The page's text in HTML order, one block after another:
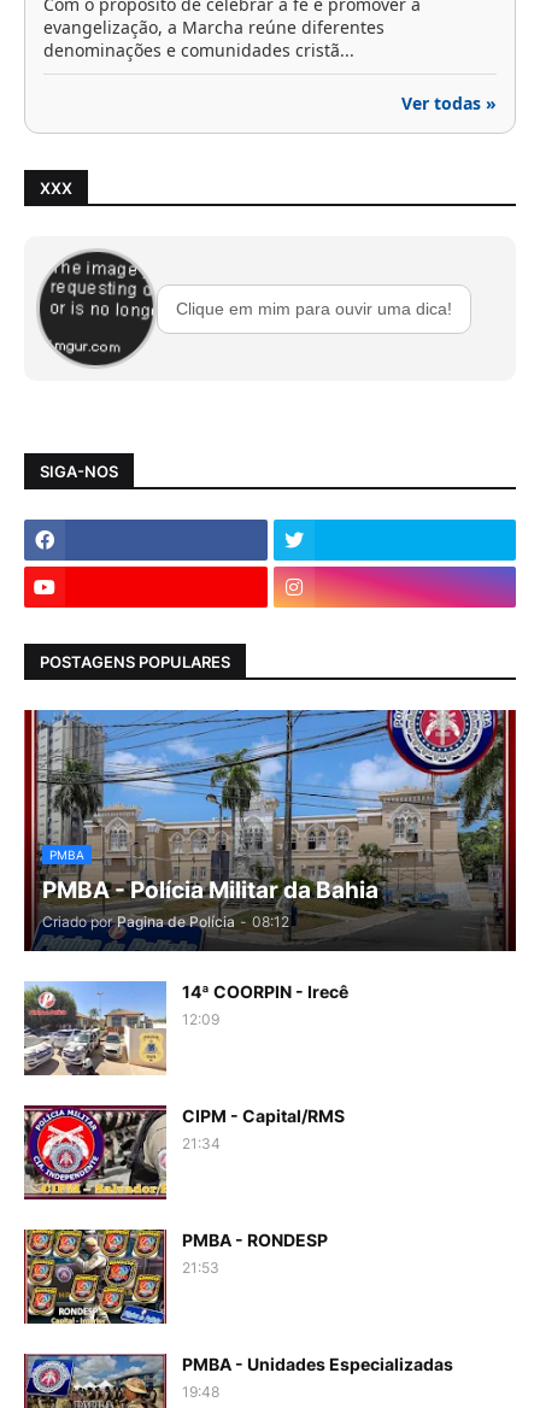
evangelização, a Marcha reúne diferentes
denominações e comunidades cristã...
Ver todas »
XXX
Clique em mim para ouvir uma dica!
SIGA-NOS
POSTAGENS POPULARES
PMBA
PMBA - Polícia Militar da Bahia
Criado por Pagina de Polícia - 08:12
14ª COORPIN - Irecê
12:09
CIPM - Capital/RMS
21:34
PMBA - RONDESP
21:53
PMBA - Unidades Especializadas
19:48